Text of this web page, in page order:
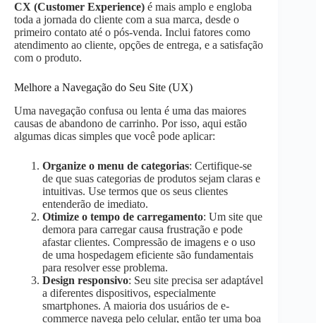
CX (Customer Experience) é mais amplo e engloba
toda a jornada do cliente com a sua marca, desde o
primeiro contato até o pós-venda. Inclui fatores como
atendimento ao cliente, opções de entrega, e a satisfação
com o produto.
Melhore a Navegação do Seu Site (UX)
Uma navegação confusa ou lenta é uma das maiores
causas de abandono de carrinho. Por isso, aqui estão
algumas dicas simples que você pode aplicar:
Organize o menu de categorias: Certifique-se
de que suas categorias de produtos sejam claras e
intuitivas. Use termos que os seus clientes
entenderão de imediato.
Otimize o tempo de carregamento: Um site que
demora para carregar causa frustração e pode
afastar clientes. Compressão de imagens e o uso
de uma hospedagem eficiente são fundamentais
para resolver esse problema.
Design responsivo: Seu site precisa ser adaptável
a diferentes dispositivos, especialmente
smartphones. A maioria dos usuários de e-
commerce navega pelo celular, então ter uma boa